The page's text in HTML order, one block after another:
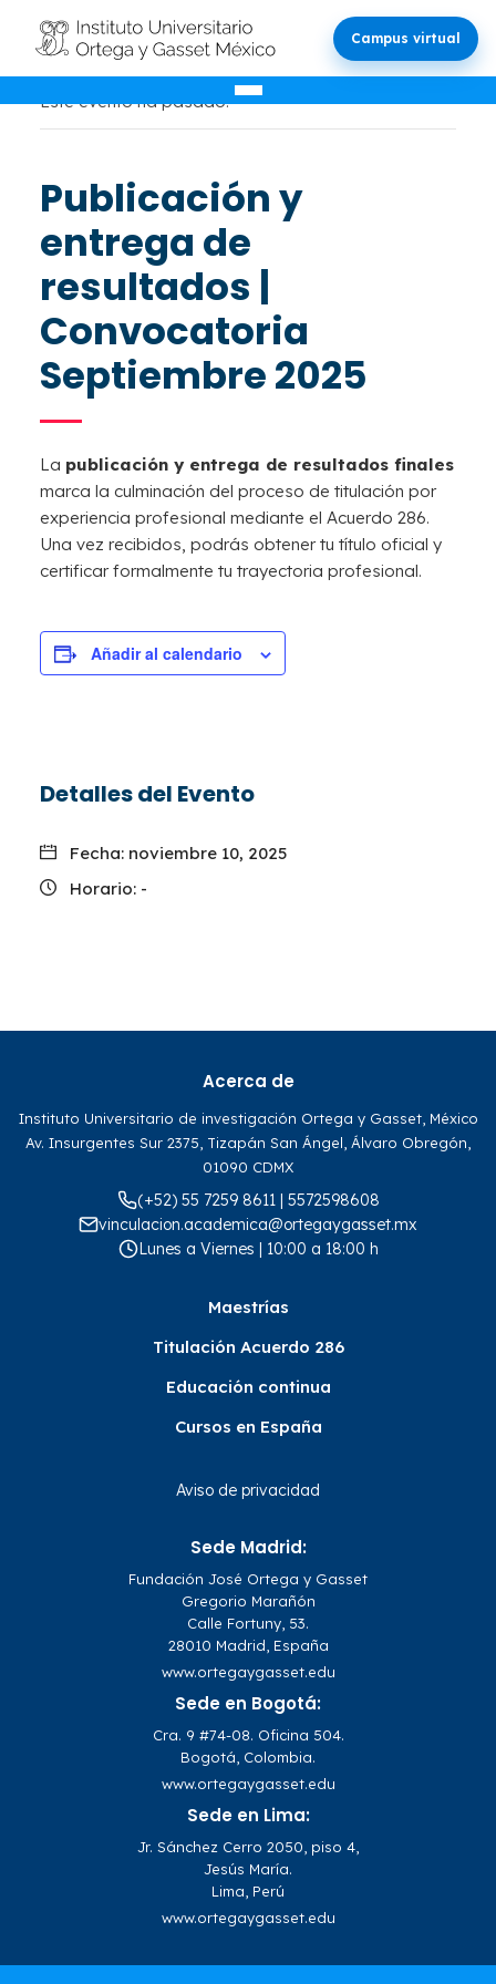
Campus virtual
Este evento ha pasado.
Publicación y
entrega de
resultados |
Convocatoria
Septiembre 2025
La publicación y entrega de resultados finales
marca la culminación del proceso de titulación por
experiencia profesional mediante el Acuerdo 286.
Una vez recibidos, podrás obtener tu título oficial y
certificar formalmente tu trayectoria profesional.
Añadir al calendario
Detalles del Evento
Fecha: noviembre 10, 2025
Horario: -
Acerca de
Instituto Universitario de investigación Ortega y Gasset, México
Av. Insurgentes Sur 2375, Tizapán San Ángel, Álvaro Obregón,
01090 CDMX
(+52) 55 7259 8611 | 5572598608
vinculacion.academica@ortegaygasset.mx
Lunes a Viernes | 10:00 a 18:00 h
Maestrías
Titulación Acuerdo 286
Educación continua
Cursos en España
Aviso de privacidad
Sede Madrid:
Fundación José Ortega y Gasset
Gregorio Marañón
Calle Fortuny, 53.
28010 Madrid, España
www.ortegaygasset.edu
Sede en Bogotá:
Cra. 9 #74-08. Oficina 504.
Bogotá, Colombia.
www.ortegaygasset.edu
Sede en Lima:
Jr. Sánchez Cerro 2050, piso 4,
Jesús María.
Lima, Perú
www.ortegaygasset.edu